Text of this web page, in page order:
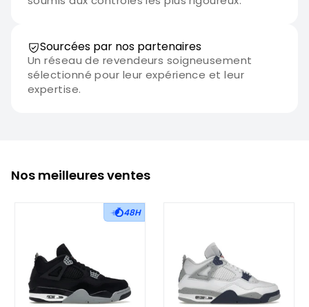
Sourcées par nos partenaires
Un réseau de revendeurs soigneusement
sélectionné pour leur expérience et leur
expertise.
Nos meilleures ventes
48H